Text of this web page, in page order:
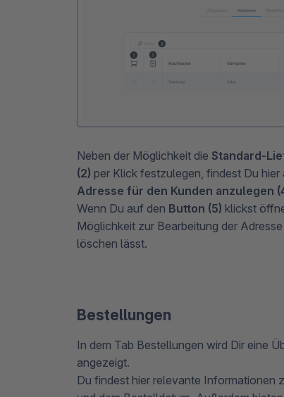
Neben der Möglichkeit die Standard-
(2) per Klick festzulegen, findest Du hier
Adresse für den Kunden anzulegen
Wenn Du auf den Button (5) klickst
Möglichkeit zur Bearbeitung der
löschen lässt.
Bestellungen
In dem Tab Bestellungen wird Dir eine
angezeigt.
Du findest hier relevante Informationen